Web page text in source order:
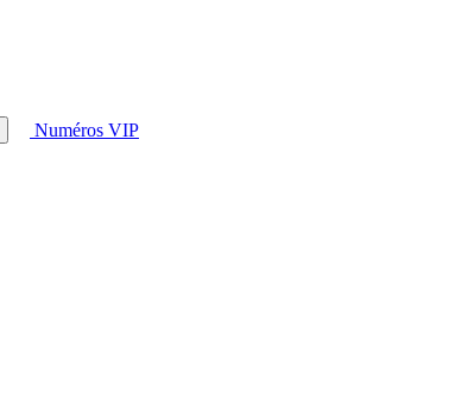
Numéros VIP